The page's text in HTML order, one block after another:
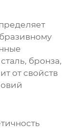
бронза,
от свойств